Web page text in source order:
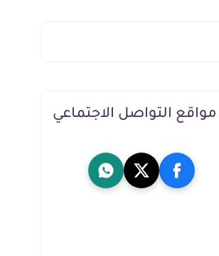
مواقع التواصل الاجتماعي